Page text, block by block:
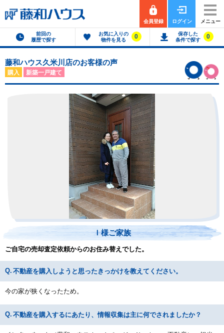
会員登録 ログイン メニュー
前回の
履歴で探す
お気に入りの
物件を見る
0
保存した
条件で探す
0
藤和ハウス久米川店のお客様の声
購入 新築一戸建て
Ｉ様ご家族
ご自宅の売却査定依頼からのお住み替えでした。
不動産を購入しようと思ったきっかけを教えてください。
今の家が狭くなったため。
不動産を購入するにあたり、情報収集は主に何でされましたか？